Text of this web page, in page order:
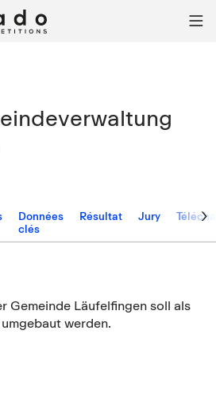

Données
clés
Résultat Jury 
Gemeinde Läufelfingen soll als
werden.